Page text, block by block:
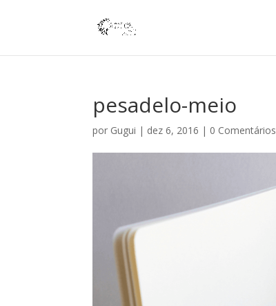
pesadelo-meio
por Gugui | dez 6, 2016 | 0 Comentários